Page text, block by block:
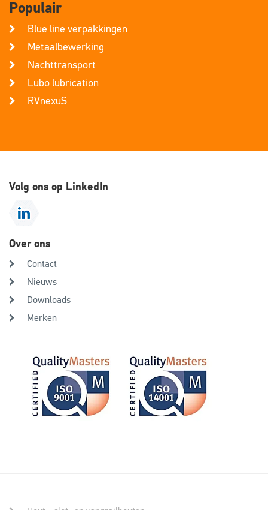
Populair
Blue line verpakkingen
Metaalbewerking
Nachttransport
Lubo lubrication
RVnexuS
Volg ons op LinkedIn
Over ons
Contact
Nieuws
Downloads
Merken